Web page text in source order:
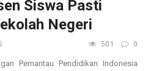
Siswa Pasti
Negeri
501 0
Pemantau Pendidikan Indonesia